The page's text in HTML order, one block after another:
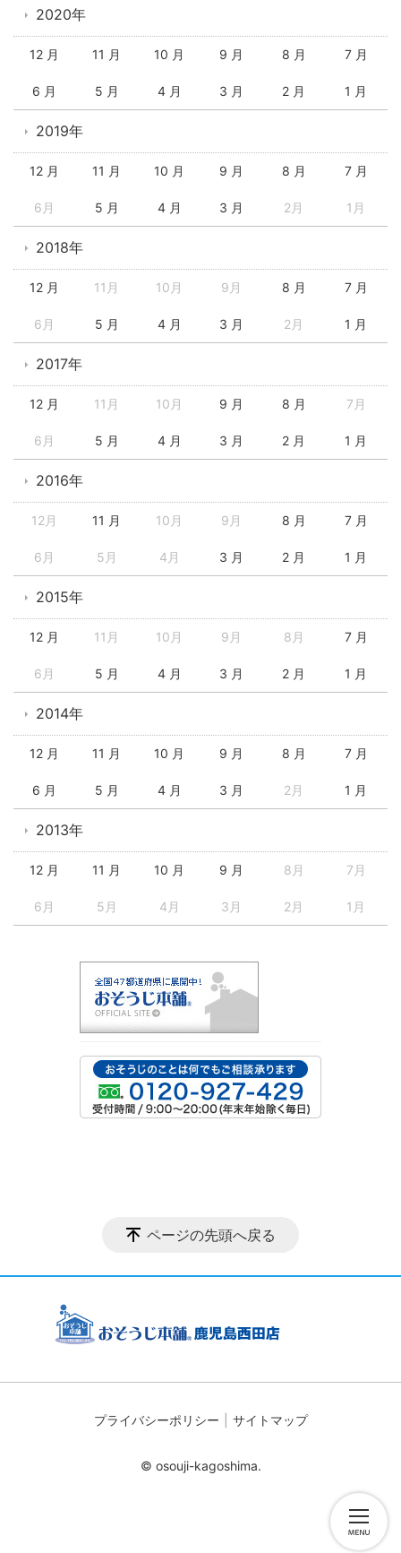
2020年
12 月 11 月 10 月 9 月 8 月 7 月
6 月 5 月 4 月 3 月 2 月 1 月
2019年
12 月 11 月 10 月 9 月 8 月 7 月
6月 5 月 4 月 3 月 2月 1月
2018年
12 月 11月 10月 9月 8 月 7 月
6月 5 月 4 月 3 月 2月 1 月
2017年
12 月 11月 10月 9 月 8 月 7月
6月 5 月 4 月 3 月 2 月 1 月
2016年
12月 11 月 10月 9月 8 月 7 月
6月 5月 4月 3 月 2 月 1 月
2015年
12 月 11月 10月 9月 8月 7 月
6月 5 月 4 月 3 月 2 月 1 月
2014年
12 月 11 月 10 月 9 月 8 月 7 月
6 月 5 月 4 月 3 月 2月 1 月
2013年
12 月 11 月 10 月 9 月 8月 7月
6月 5月 4月 3月 2月 1月
ページの先頭へ戻る
プライバシーポリシー サイトマップ
© osouji-kagoshima.